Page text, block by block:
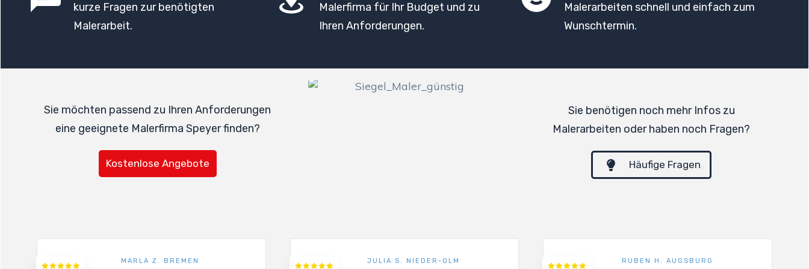
kurze Fragen zur benötigten
Malerarbeit.
Malerfirma für Ihr Budget und zu
Ihren Anforderungen.
Malerarbeiten schnell und einfach zum
Wunschtermin.
Sie möchten passend zu Ihren Anforderungen
eine geeignete Malerfirma Speyer finden?
Kostenlose Angebote
Sie benötigen noch mehr Infos zu
Malerarbeiten oder haben noch Fragen?
Häufige Fragen
MARLA Z. BREMEN JULIA S. NIEDER-OLM RUBEN H. AUGSBURG